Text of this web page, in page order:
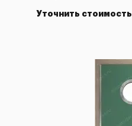
Уточнить стоимость